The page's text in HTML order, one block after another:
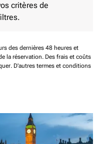
critères de
des dernières 48 heures et
la réservation. Des frais et coûts
D'autres termes et conditions